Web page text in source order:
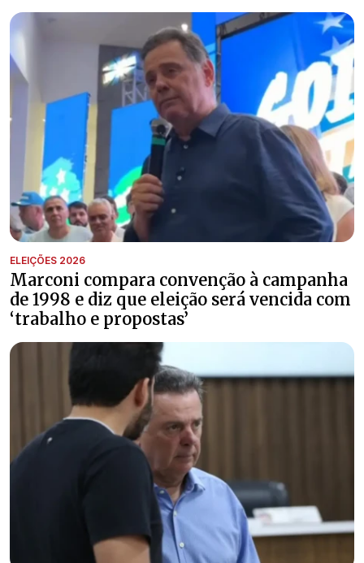
ELEIÇÕES 2026
Marconi compara convenção à campanha
de 1998 e diz que eleição será vencida com
‘trabalho e propostas’